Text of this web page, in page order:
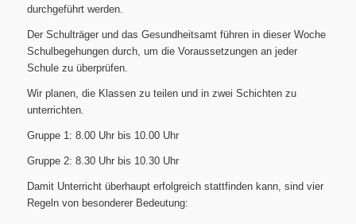
durchgeführt werden.
Der Schulträger und das Gesundheitsamt führen in dieser Woche
Schulbegehungen durch, um die Voraussetzungen an jeder
Schule zu überprüfen.
Wir planen, die Klassen zu teilen und in zwei Schichten zu
unterrichten.
Gruppe 1: 8.00 Uhr bis 10.00 Uhr
Gruppe 2: 8.30 Uhr bis 10.30 Uhr
Damit Unterricht überhaupt erfolgreich stattfinden kann, sind vier
Regeln von besonderer Bedeutung: